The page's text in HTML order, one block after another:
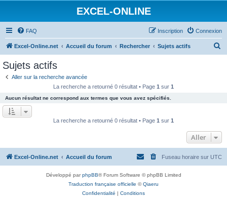
EXCEL-ONLINE
FAQ Connexion
Inscription
Excel-Online.net Accueil du forum Rechercher Sujets actifs
e
Sujets actifs
Aller sur la recherche avancée
La recherche a retourné 0 résultat • Page 1 sur 1
Aucun résultat ne correspond aux termes que vous avez spécifiés.
La recherche a retourné 0 résultat • Page 1 sur 1
Aller
Excel-Online.net Accueil du forum Fuseau horaire sur UTC
Développé parphpBB® Forum Software © phpBB Limited
Traduction française officielle ©Qiaeru
Confidentialité | Conditions